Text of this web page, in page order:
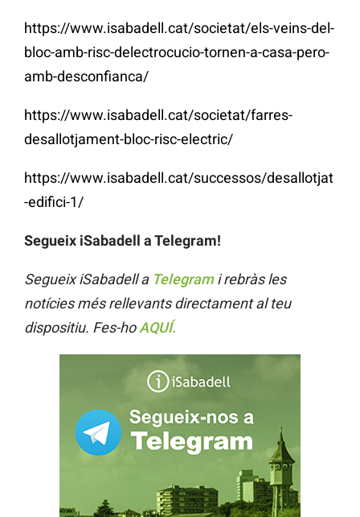
https://www.isabadell.cat/societat/els-veins-del-
bloc-amb-risc-delectrocucio-tornen-a-casa-pero-
amb-desconfianca/
https://www.isabadell.cat/societat/farres-
desallotjament-bloc-risc-electric/
https://www.isabadell.cat/successos/desallotjat
-edifici-1/
Segueix iSabadell a Telegram!
Segueix iSabadell a Telegrami rebràs les
notícies més rellevants directament al teu
dispositiu. Fes-hoAQUÍ.